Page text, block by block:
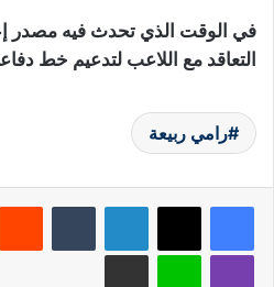
في الوقت الذي تحدث فيه مصدر
التعاقد مع اللاعب لتدعيم خط
رامي ربيعة
لينكدإن
لاين